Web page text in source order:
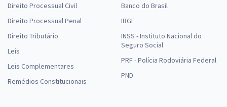
à vista
R$25,99
Comprar
Direito Processual Civil
Direito Processual Penal
Direito Tributário
Leis
Leis Complementares
Remédios Constitucionais
Banco do Brasil
IBGE
INSS - Instituto Nacional do
Seguro Social
PRF - Polícia Rodoviária Federal
PND